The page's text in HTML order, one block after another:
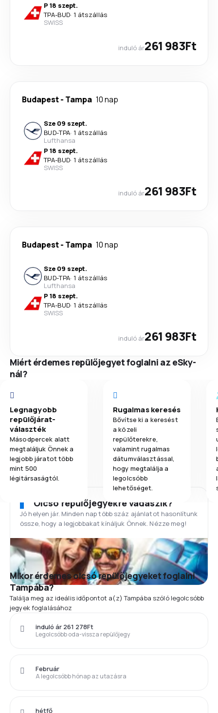
P 18 szept.
TPA-BUD· 1 átszállás
SWISS
induló ár261 983Ft
Budapest- Tampa 10 nap
Sze 09 szept.
BUD-TPA· 1 átszállás
Lufthansa
P 18 szept.
TPA-BUD· 1 átszállás
SWISS
induló ár261 983Ft
Budapest- Tampa 10 nap
Sze 09 szept.
BUD-TPA· 1 átszállás
Lufthansa
P 18 szept.
TPA-BUD· 1 átszállás
SWISS
induló ár261 983Ft
Miért érdemes repülőjegyet foglalni az eSky-
nál?
Legnagyobb
repülőjárat-
választék
Másodpercek alatt
megtaláljuk Önnek a
legjobb járatot több
mint 500
légitársaságtól.
Rugalmas keresés
Bővítse ki a keresést
a közeli
repülőterekre,
valamint rugalmas
dátumválasztással,
hogy megtalálja a
legolcsóbb
lehetőséget.
Olcsó repülőjegyekre vadászik?
Jó helyen jár. Minden nap több száz ajánlatot hasonlítunk
össze, hogy a legjobbakat kínáljuk Önnek. Nézze meg!
Mikor érdemes olcsó repülőjegyeket foglalni
Tampába?
Találja meg az ideális időpontot a(z) Tampába szóló legolcsóbb
jegyek foglalásához
Legolcsóbb oda-vissza repülőjegy
induló ár 261 278Ft
A legolcsóbb hónap az utazásra
Február
hétfő